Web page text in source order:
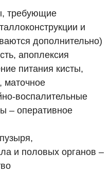
требующие
и
дополнительно)
апоплексия
питания кисты,
маточное
воспалительные
– оперативное
и половых органов –